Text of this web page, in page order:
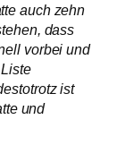
auch zehn
dass
vorbei und
ist
und